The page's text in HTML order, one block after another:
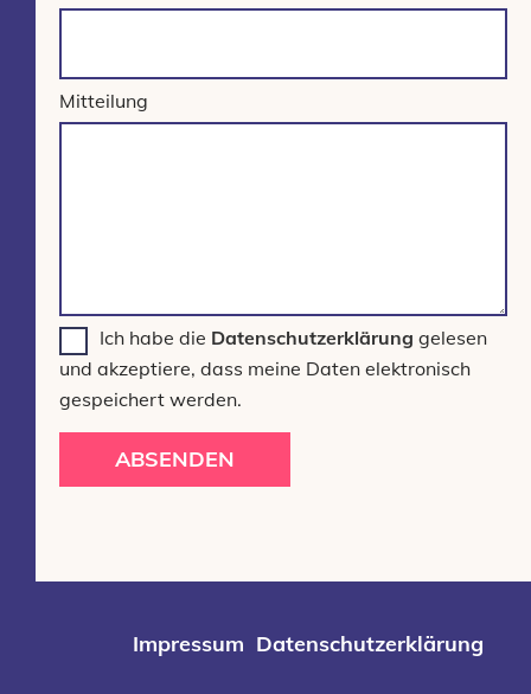
Mitteilung
Ich habe die Datenschutzerklärung gelesen
und akzeptiere, dass meine Daten elektronisch
gespeichert werden.
ABSENDEN
Impressum Datenschutzerklärung